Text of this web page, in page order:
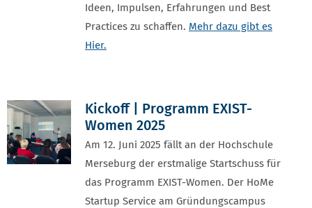
Ideen, Impulsen, Erfahrungen und Best
Practices zu schaffen. Mehr dazu gibt es
Hier.
Kickoff | Programm EXIST-
Women 2025
Am 12. Juni 2025 fällt an der Hochschule
Merseburg der erstmalige Startschuss für
das Programm EXIST-Women. Der HoMe
Startup Service am Gründungscampus